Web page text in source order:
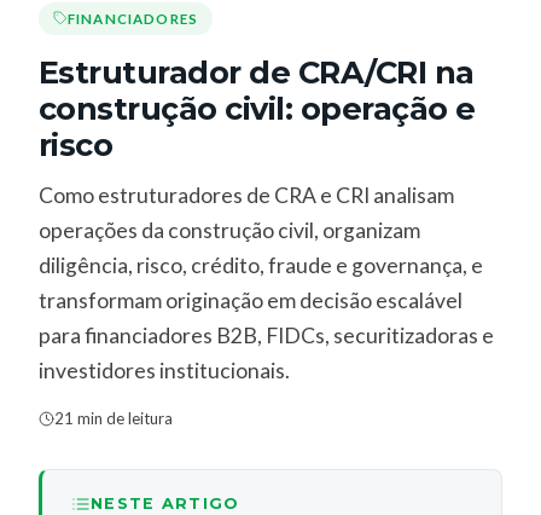
FINANCIADORES
Estruturador de CRA/CRI na
construção civil: operação e
risco
Como estruturadores de CRA e CRI analisam
operações da construção civil, organizam
diligência, risco, crédito, fraude e governança, e
transformam originação em decisão escalável
para financiadores B2B, FIDCs, securitizadoras e
investidores institucionais.
21 min de leitura
NESTE ARTIGO